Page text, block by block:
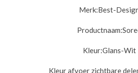
Merk:Best-
Productnaam:
Kleur:Glans-Wit
Kleur afvoer zichtbare